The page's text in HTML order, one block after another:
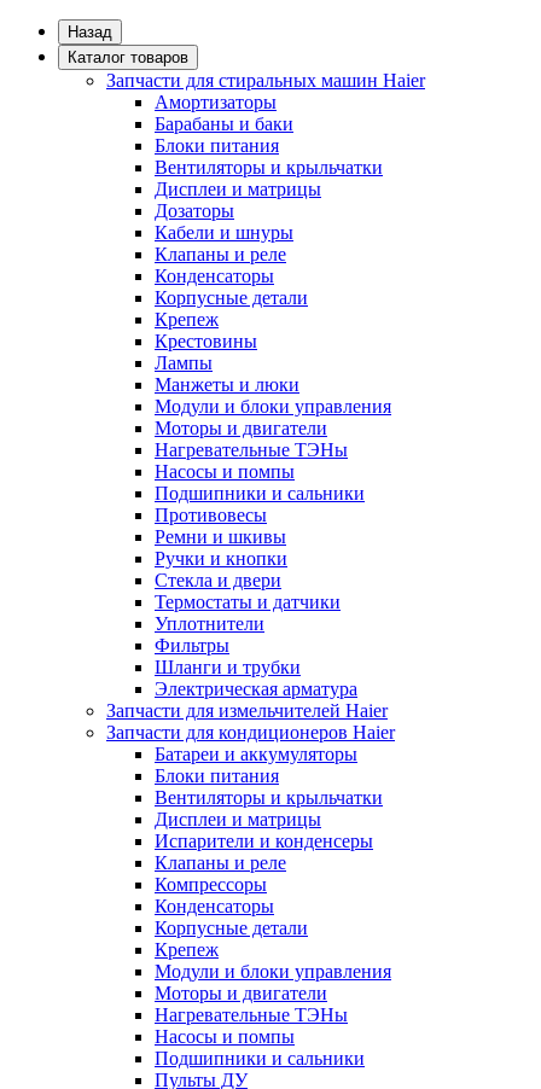
Назад
Каталог товаров
Запчасти для стиральных машин Haier
Амортизаторы
Барабаны и баки
Блоки питания
Вентиляторы и крыльчатки
Дисплеи и матрицы
Дозаторы
Кабели и шнуры
Клапаны и реле
Конденсаторы
Корпусные детали
Крепеж
Крестовины
Лампы
Манжеты и люки
Модули и блоки управления
Моторы и двигатели
Нагревательные ТЭНы
Насосы и помпы
Подшипники и сальники
Противовесы
Ремни и шкивы
Ручки и кнопки
Стекла и двери
Термостаты и датчики
Уплотнители
Фильтры
Шланги и трубки
Электрическая арматура
Запчасти для измельчителей Haier
Запчасти для кондиционеров Haier
Батареи и аккумуляторы
Блоки питания
Вентиляторы и крыльчатки
Дисплеи и матрицы
Испарители и конденсеры
Клапаны и реле
Компрессоры
Конденсаторы
Корпусные детали
Крепеж
Модули и блоки управления
Моторы и двигатели
Нагревательные ТЭНы
Насосы и помпы
Подшипники и сальники
Пульты ДУ